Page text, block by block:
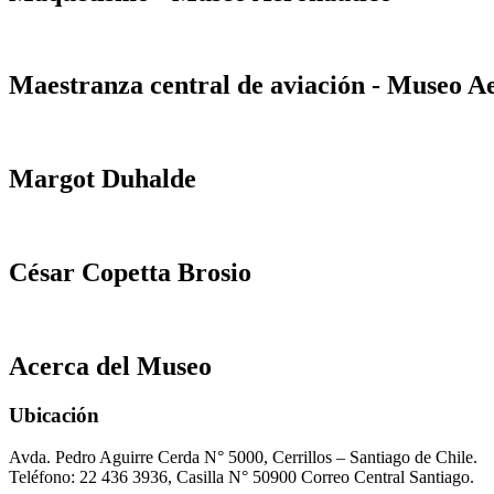
Maestranza central de aviación - Museo
Margot Duhalde
César Copetta Brosio
Acerca del Museo
Ubicación
Avda. Pedro Aguirre Cerda N° 5000, Cerrillos – Santiago de Chile.
Teléfono: 22 436 3936, Casilla N° 50900 Correo Central Santiago.